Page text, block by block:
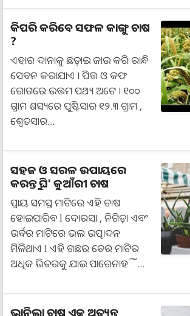
କିପରି କରିବେ ସଫଳ କାଙ୍ଗୁ ଚାଷ
?
ଏହାର ଦାନାକୁ ଛଡ଼ାଇ ଜାଉ କରି ରାନ୍ଧି
ସେବନ କରାଯାଏ । ପିତ୍ତ ଓ କଫ
ରୋଗରେ ଉତ୍ତମ ପଥ୍ୟ ଅଟେ । ୧୦୦
ଗ୍ରାମ ଶସ୍ୟରେ ପୁଷ୍ଟିସାର ୧୨.୩ ଗ୍ରାମ ,
ଶ୍ଵେତସାର…
ସହଜ ଓ ସରଳ ଉପାୟରେ
କରନ୍ତୁ ଘି' କୁଆଁରୀ ଚାଷ
ପ୍ରାୟ ସମସ୍ତ ମାଟିରେ ଏହି ଚାଷ
ହୋଇପାରିବ l ଦୋରସା , ନିଗିଡ଼ା ଏବଂ
ଉର୍ବର ମାଟିରେ ଭଲ ଉତ୍ପାଦନ
ମିଳିଥାଏ l ଏହି ଗଛର ଚେର ମାଟିର
ଅଧିକ ଭିତରକୁ ଯାଇ ପାରେନାହିଁ…
ଭାନିଲା ଚାଷ ଏକ ଅତ୍ୟନ୍ତ